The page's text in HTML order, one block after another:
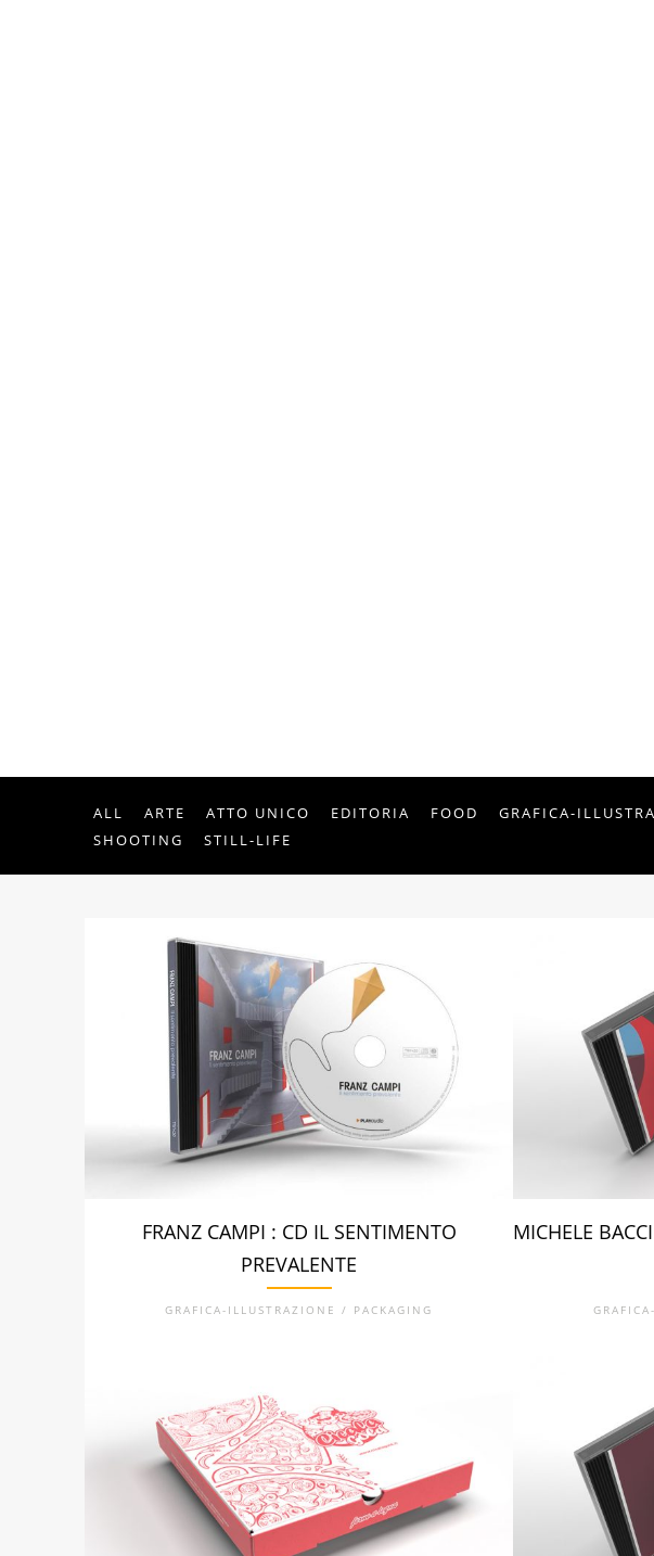
ALL ARTE ATTO UNICO EDITORIA FOOD GRAFICA-
SHOOTING
STILL-LIFE
FRANZ CAMPI : CD IL SENTIMENTO
PREVALENTE
GRAFICA-ILLUSTRAZIONE / PACKAGING
MICHELE